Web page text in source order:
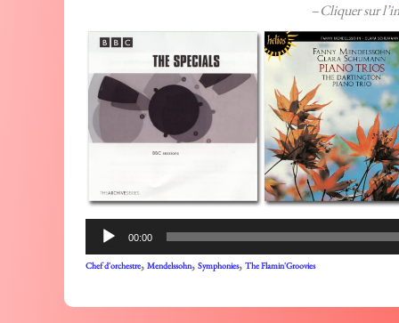
–Cliquer sur
Lecteur
audio
00:00
Chef d'orchestre, Mendelssohn, Symphonies, The Flamin'Groovies